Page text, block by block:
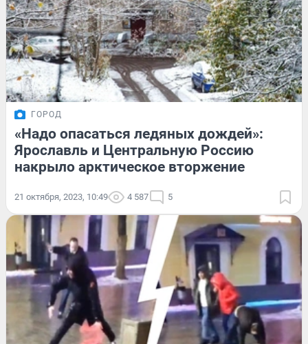
ГОРОД
«Надо опасаться ледяных дождей»:
Ярославль и Центральную Россию
накрыло арктическое вторжение
21 октября, 2023, 10:49 4 587 5